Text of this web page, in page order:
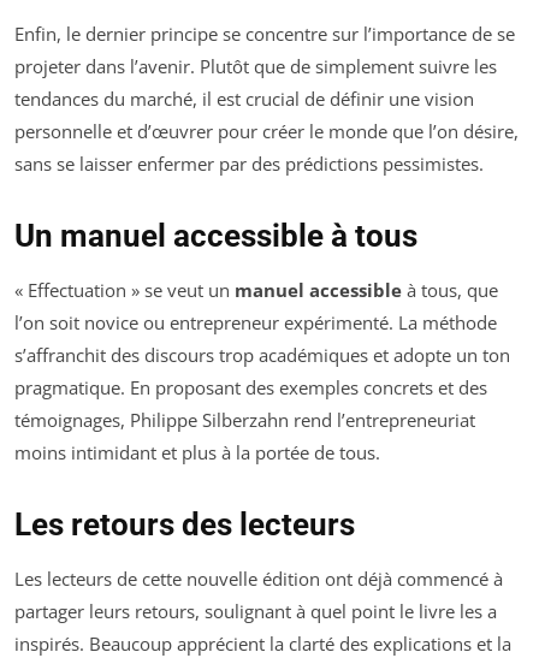
Enfin, le dernier principe se concentre sur l’importance de se
projeter dans l’avenir. Plutôt que de simplement suivre les
tendances du marché, il est crucial de définir une vision
personnelle et d’œuvrer pour créer le monde que l’on désire,
sans se laisser enfermer par des prédictions pessimistes.
Un manuel accessible à tous
« Effectuation » se veut un manuel accessible à tous, que
l’on soit novice ou entrepreneur expérimenté. La méthode
s’affranchit des discours trop académiques et adopte un ton
pragmatique. En proposant des exemples concrets et des
témoignages, Philippe Silberzahn rend l’entrepreneuriat
moins intimidant et plus à la portée de tous.
Les retours des lecteurs
Les lecteurs de cette nouvelle édition ont déjà commencé à
partager leurs retours, soulignant à quel point le livre les a
inspirés. Beaucoup apprécient la clarté des explications et la